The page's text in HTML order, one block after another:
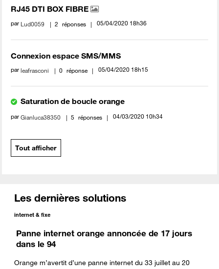
RJ45 DTI BOX FIBRE
par Lud0059 2 réponses ‎05/04/2020 18h36
Connexion espace SMS/MMS
parleafrasconi 0 réponse ‎05/04/2020 18h15
Saturation de boucle orange
parGianluca38350 5 réponses ‎04/03/2020 10h34
Tout afficher
Les dernières solutions
internet & fixe
Panne internet orange annoncée de 17 jours
dans le 94
Orange m’avertit d’une panne internet du 33 juillet au 20